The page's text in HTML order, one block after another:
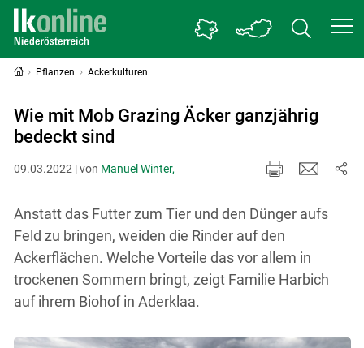
Pflanzen Ackerkulturen
Wie mit Mob Grazing Äcker ganzjährig
bedeckt sind
09.03.2022 | von Manuel Winter,
Anstatt das Futter zum Tier und den Dünger aufs
Feld zu bringen, weiden die Rinder auf den
Ackerflächen. Welche Vorteile das vor allem in
trockenen Sommern bringt, zeigt Familie Harbich
auf ihrem Biohof in Aderklaa.